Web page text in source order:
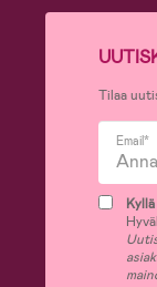
Tilaa
Email*